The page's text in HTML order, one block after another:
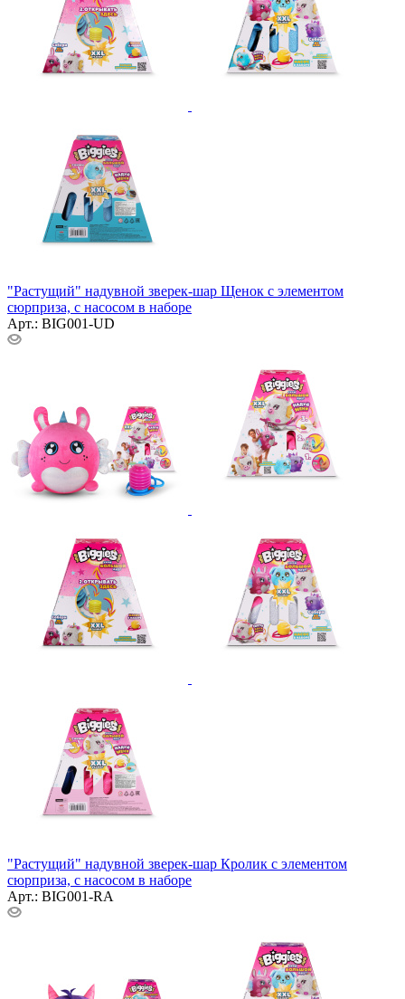
"Растущий" надувной зверек-шар Щенок с элементом
сюрприза, с насосом в наборе
Арт.: BIG001-UD
"Растущий" надувной зверек-шар Кролик с элементом
сюрприза, с насосом в наборе
Арт.: BIG001-RA